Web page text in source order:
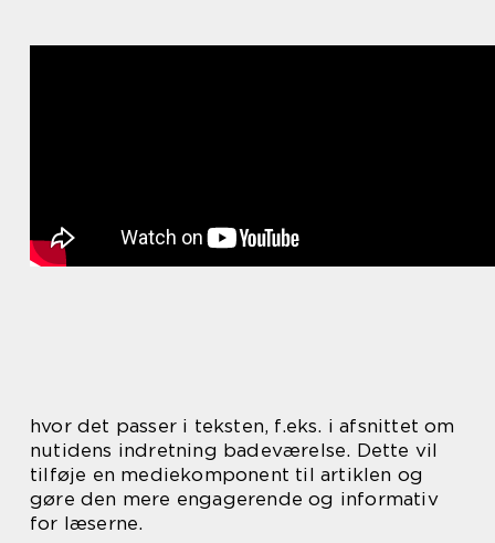
hvor det passer i teksten, f.eks. i afsnittet om
nutidens indretning badeværelse. Dette vil
tilføje en mediekomponent til artiklen og
gøre den mere engagerende og informativ
for læserne.